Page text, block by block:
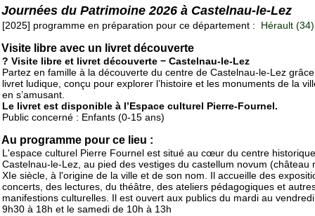
Journées du Patrimoine 2026 à Castelnau-le-Lez
[2025] programme en préparation pour ce département : Hérault (34)
Visite libre avec un livret découverte
? Visite libre et livret découverte − Castelnau-le-Lez
Partez en famille à la découverte du centre de Castelnau-le-Lez
livret ludique, conçu pour explorer l’histoire et les monuments de la
en s’amusant.
Le livret est disponible à l’Espace culturel Pierre-Fournel.
Public concerné : Enfants (0-15 ans)
Au programme pour ce lieu :
L'espace culturel Pierre Fournel est situé au cœur du centre
Castelnau-le-Lez, au pied des vestiges du castellum novum (château
XIe siècle, à l'origine de la ville et de son nom. Il accueille des
concerts, des lectures, du théâtre, des ateliers pédagogiques et
manifestions culturelles. Il est ouvert aux publics du mardi au
9h30 à 18h et le samedi de 10h à 13h